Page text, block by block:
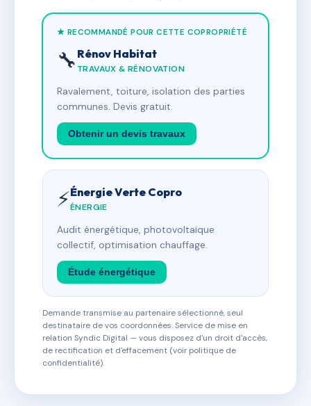
★ RECOMMANDÉ POUR CETTE COPROPRIÉTÉ
🔧 Rénov Habitat
TRAVAUX & RÉNOVATION
Ravalement, toiture, isolation des parties
communes. Devis gratuit.
Obtenir un devis travaux
⚡Énergie Verte Copro
ÉNERGIE
Audit énergétique, photovoltaïque
collectif, optimisation chauffage.
Étude énergétique
Demande transmise au partenaire sélectionné, seul
destinataire de vos coordonnées. Service de mise en
relation Syndic Digital — vous disposez d'un droit d'accès,
de rectification et d'effacement (voir politique de
confidentialité).